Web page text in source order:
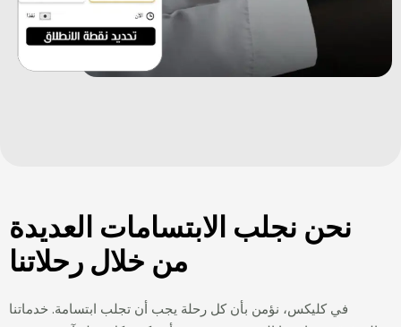
نحن نجلب الابتسامات العديدة
من خلال رحلاتنا
في کلیکس، نؤمن بأن كل رحلة يجب أن تجلب ابتسامة. خدماتنا